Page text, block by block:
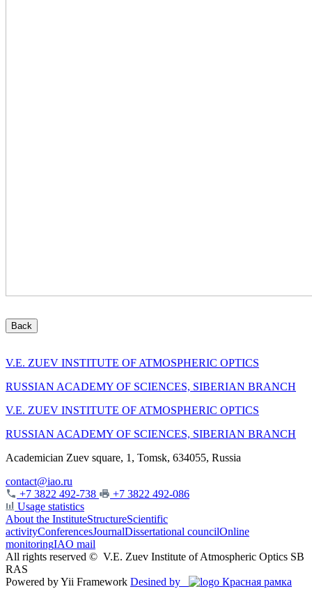
Back
V.E. ZUEV INSTITUTE OF ATMOSPHERIC OPTICS
RUSSIAN ACADEMY OF SCIENCES, SIBERIAN BRANCH
V.E. ZUEV INSTITUTE OF ATMOSPHERIC OPTICS
RUSSIAN ACADEMY OF SCIENCES, SIBERIAN BRANCH
Academician Zuev square, 1, Tomsk, 634055, Russia
contact@iao.ru
+7 3822 492-738
+7 3822 492-086
Usage statistics
About the InstituteStructureScientific
activityConferencesJournalDissertational councilOnline
monitoringIAO mail
All rights reserved © V.E. Zuev Institute of Atmospheric Optics SB
RAS
Powered by Yii Framework Desined by Красная рамка